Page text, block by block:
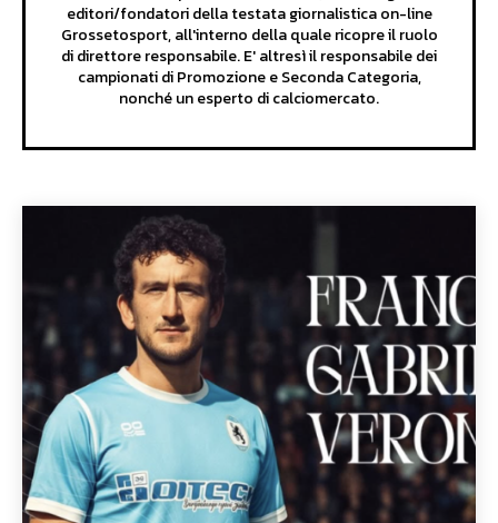
editori/fondatori della testata giornalistica on-line
Grossetosport, all'interno della quale ricopre il ruolo
di direttore responsabile. E' altresì il responsabile dei
campionati di Promozione e Seconda Categoria,
nonché un esperto di calciomercato.